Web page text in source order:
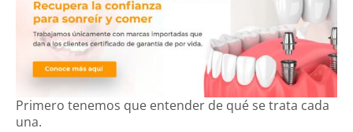
Primero tenemos que entender de qué se trata cada
una.